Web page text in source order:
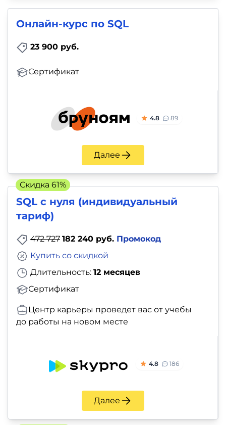
Онлайн-курс по SQL
23 900 руб.
Сертификат
4.8 89
Далее
SQL с нуля (индивидуальный
тариф)
472 727 182 240 руб. Промокод
Длительность: 12 месяцев
Сертификат
Купить со скидкой
Центр карьеры проведет вас от учебы
до работы на новом месте
4.8 186
Далее
Скидка 61%